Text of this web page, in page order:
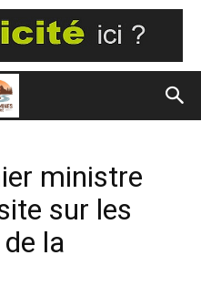
ministre
sur les
la